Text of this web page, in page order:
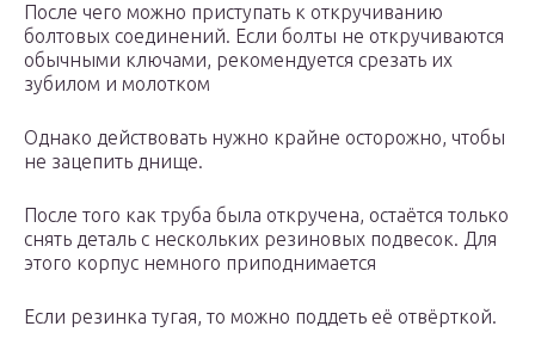
После чего можно приступать к откручиванию
болтовых соединений. Если болты не откручиваются
обычными ключами, рекомендуется срезать их
зубилом и молотком
Однако действовать нужно крайне осторожно, чтобы
не зацепить днище.
После того как труба была откручена, остаётся только
снять деталь с нескольких резиновых подвесок. Для
этого корпус немного приподнимается
Если резинка тугая, то можно поддеть её отвёрткой.